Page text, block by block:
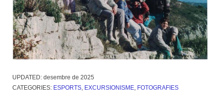
UPDATED: desembre de 2025
CATEGORIES: ESPORTS EXCURSIONISME FOTOGRAFIES